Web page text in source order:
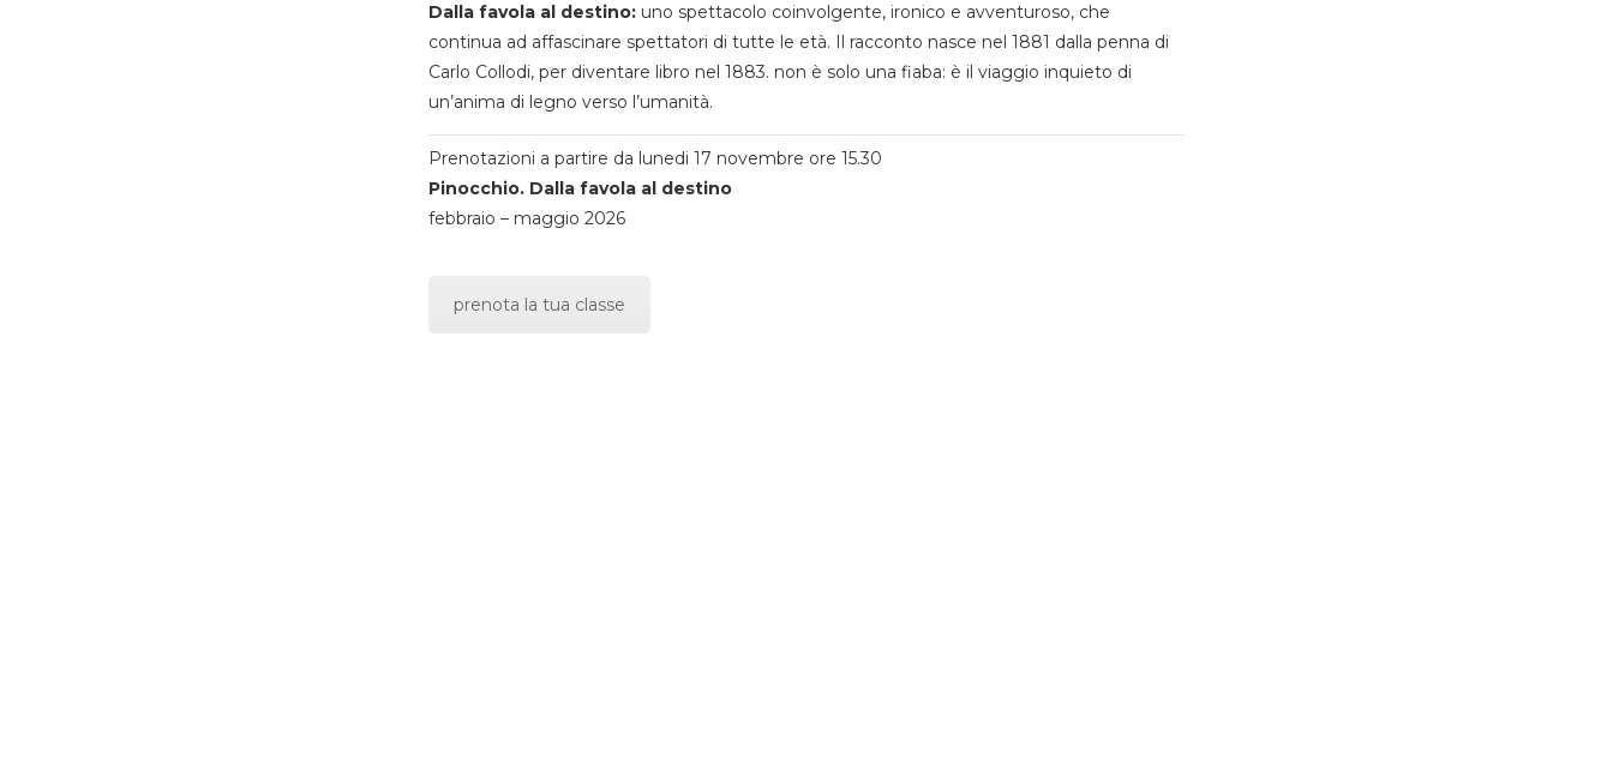
Dalla favola al destino:uno spettacolo coinvolgente, ironico e avventuroso, che
continua ad affascinare spettatori di tutte le età. Il racconto nasce nel 1881 dalla penna di
Carlo Collodi, per diventare libro nel 1883. non è solo una fiaba: è il viaggio inquieto di
un’anima di legno verso l’umanità.
Prenotazioni a partire da lunedi 17 novembre ore 15.30
Pinocchio. Dalla favola al destino
febbraio – maggio 2026
prenota la tua classe